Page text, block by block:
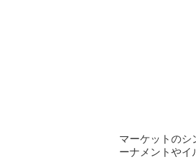
マーケットのシ
ーナメントやイ